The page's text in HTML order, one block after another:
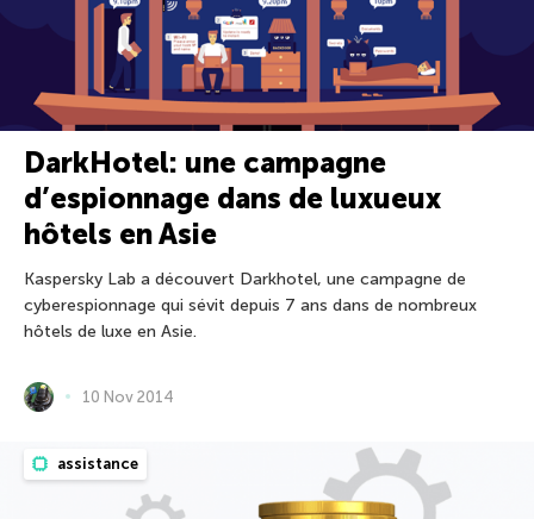
DarkHotel: une campagne
d’espionnage dans de luxueux
hôtels en Asie
Kaspersky Lab a découvert Darkhotel, une campagne de
cyberespionnage qui sévit depuis 7 ans dans de nombreux
hôtels de luxe en Asie.
10 Nov 2014
assistance